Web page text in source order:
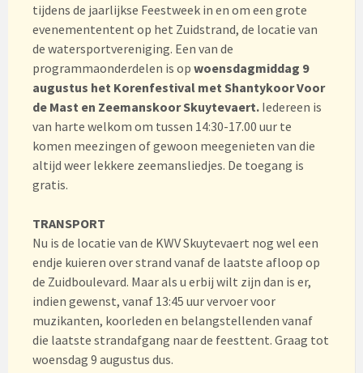
tijdens de jaarlijkse Feestweek in en om een grote
evenemententent op het Zuidstrand, de locatie van
de watersportvereniging. Een van de
programmaonderdelen is op woensdagmiddag 9
augustus het Korenfestival met Shantykoor Voor
de Mast en Zeemanskoor Skuytevaert. Iedereen is
van harte welkom om tussen 14:30-17.00 uur te
komen meezingen of gewoon meegenieten van die
altijd weer lekkere zeemansliedjes. De toegang is
gratis.
TRANSPORT
Nu is de locatie van de KWV Skuytevaert nog wel een
endje kuieren over strand vanaf de laatste afloop op
de Zuidboulevard. Maar als u erbij wilt zijn dan is er,
indien gewenst, vanaf 13:45 uur vervoer voor
muzikanten, koorleden en belangstellenden vanaf
die laatste strandafgang naar de feesttent. Graag tot
woensdag 9 augustus dus.